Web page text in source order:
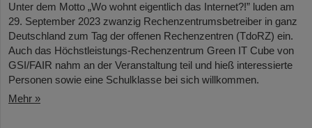
Unter dem Motto „Wo wohnt eigentlich das Internet?!” luden am
29. September 2023 zwanzig Rechenzentrumsbetreiber in ganz
Deutschland zum Tag der offenen Rechenzentren (TdoRZ) ein.
Auch das Höchstleistungs-Rechenzentrum Green IT Cube von
GSI/FAIR nahm an der Veranstaltung teil und hieß interessierte
Personen sowie eine Schulklasse bei sich willkommen.
Mehr »